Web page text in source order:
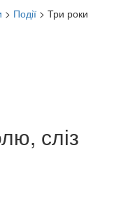
> Події > Три роки
сліз